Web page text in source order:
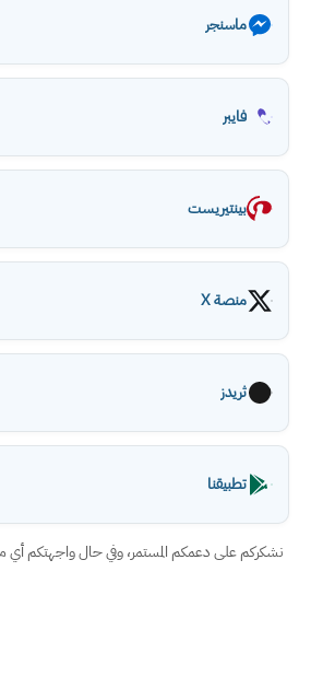
ماسنجر
فايبر
بينتيريست
منصة X
ثريدز
تطبيقنا
نشكركم على دعمكم المستمر، وفي حال واجهتكم أي